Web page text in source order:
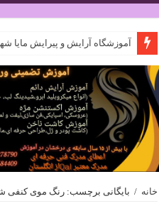
آموزشگاه آرایش و پیرایش مایا
خانه / بایگانی برچسب: رنگ موی کنفی